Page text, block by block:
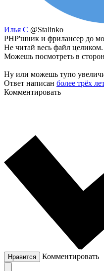
Илья С @Stalinko
PHP'шник и фрилансер до
Не читай весь файл
Можешь посмотреть в
Ну или можешь тупо
Ответ написан более трёх
Комментировать
Нравится Комментировать